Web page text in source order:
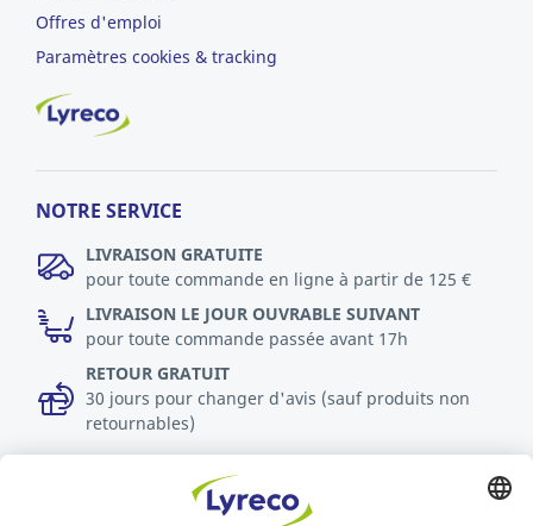
Offres d'emploi
Paramètres cookies & tracking
NOTRE SERVICE
LIVRAISON GRATUITE
pour toute commande en ligne à partir de 125 €
LIVRAISON LE JOUR OUVRABLE SUIVANT
pour toute commande passée avant 17h
RETOUR GRATUIT
30 jours pour changer d'avis (sauf produits non
retournables)